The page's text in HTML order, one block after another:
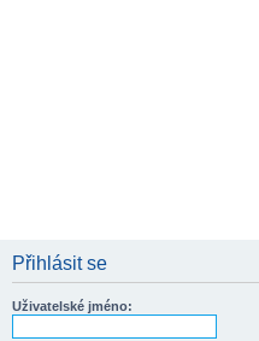
Přihlásit se
Uživatelské jméno: